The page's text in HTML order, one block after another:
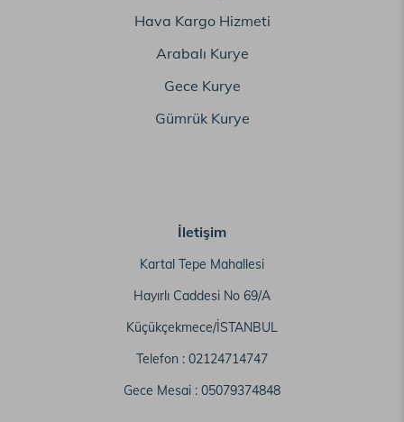
Hava Kargo Hizmeti
Arabalı Kurye
Gece Kurye
Gümrük Kurye
İletişim
Kartal Tepe Mahallesi
Hayırlı Caddesi No 69/A
Küçükçekmece/İSTANBUL
Telefon : 02124714747
Gece Mesai : 05079374848